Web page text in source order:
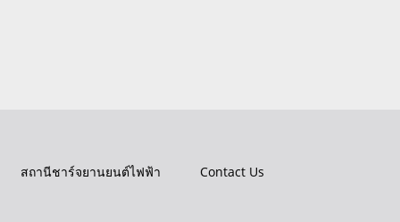
สถานีชาร์จยานยนต์ไฟฟ้า
Contact Us